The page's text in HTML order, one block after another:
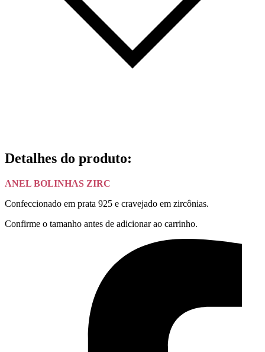
Detalhes do produto:
ANEL BOLINHAS ZIRC
Confeccionado em prata 925 e cravejado em zircônias.
Confirme o tamanho antes de adicionar ao carrinho.